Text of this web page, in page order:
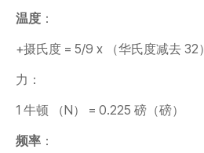
温度 ：
+摄氏度 = 5/9 x （华氏度减去 32）
力：
1 牛顿 （N） = 0.225 磅（磅）
频率 ：